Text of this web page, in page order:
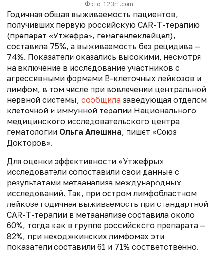
Фото: 123rf.com
Годичная общая выживаемость пациентов,
получивших первую российскую CAR-T-терапию
(препарат «Утжефра», гемагенлеклейцел),
составила 75%, а выживаемость без рецидива —
74%. Показатели оказались высокими, несмотря
на включение в исследование участников с
агрессивными формами В-клеточных лейкозов и
лимфом, в том числе при вовлечении центральной
нервной системы, сообщила заведующая отделом
клеточной и иммунной терапии Национального
медицинского исследовательского центра
гематологии Ольга Алешина, пишет «Союз
Докторов».
Для оценки эффективности «Утжефры»
исследователи сопоставили свои данные с
результатами метаанализа международных
исследований. Так, при остром лимфобластном
лейкозе годичная выживаемость при стандартной
CAR-T-терапии в метаанализе составила около
60%, тогда как в группе российского препарата —
82%, при неходжкинских лимфомах эти
показатели составили 61 и 71% соответственно.